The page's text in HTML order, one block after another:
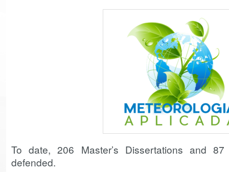
To date, 206 Master’s Dissertations and
defended.